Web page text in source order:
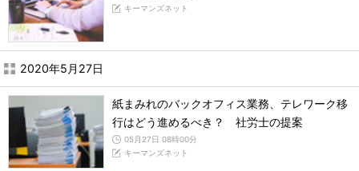
キーマンズネット
2020年5月27日
紙まみれのバックオフィス業務、テレワーク移
行はどう進めるべき？ 社労士の提案
05月27日 08時00分
キーマンズネット